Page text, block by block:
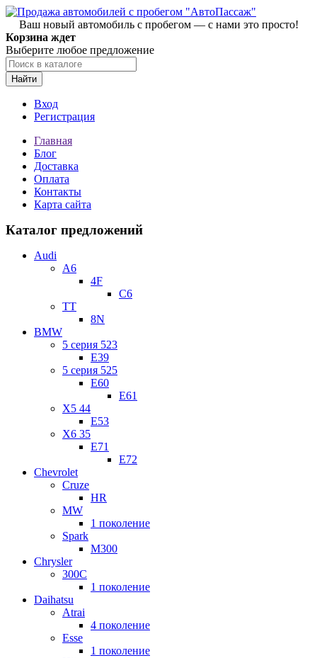
Ваш новый автомобиль с пробегом — с нами это просто!
Корзина ждет
Выберите любое предложение
Найти
Вход
Регистрация
Главная
Блог
Доставка
Оплата
Контакты
Карта сайта
Каталог предложений
Audi
A6
4F
C6
TT
8N
BMW
5 серия 523
E39
5 серия 525
E60
E61
X5 44
E53
X6 35
E71
E72
Chevrolet
Cruze
HR
MW
1 поколение
Spark
M300
Chrysler
300C
1 поколение
Daihatsu
Atrai
4 поколение
Esse
1 поколение